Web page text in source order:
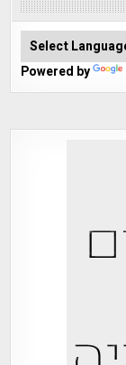
Powered by